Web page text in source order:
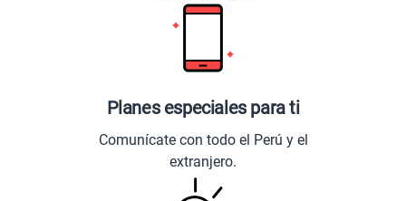
Planes especiales para ti
Comunícate con todo el Perú y el
extranjero.